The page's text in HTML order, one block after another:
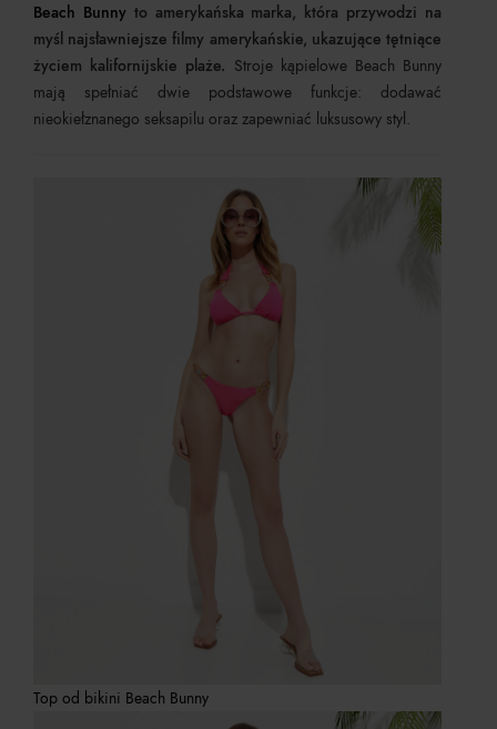
Beach Bunnyto amerykańska marka, która przywodzi na
myśl najsławniejsze filmy amerykańskie, ukazujące tętniące
życiem kalifornijskie plaże. Stroje kąpielowe Beach Bunny
mają spełniać dwie podstawowe funkcje: dodawać
nieokiełznanego seksapilu oraz zapewniać luksusowy styl.
Top od bikini Beach Bunny